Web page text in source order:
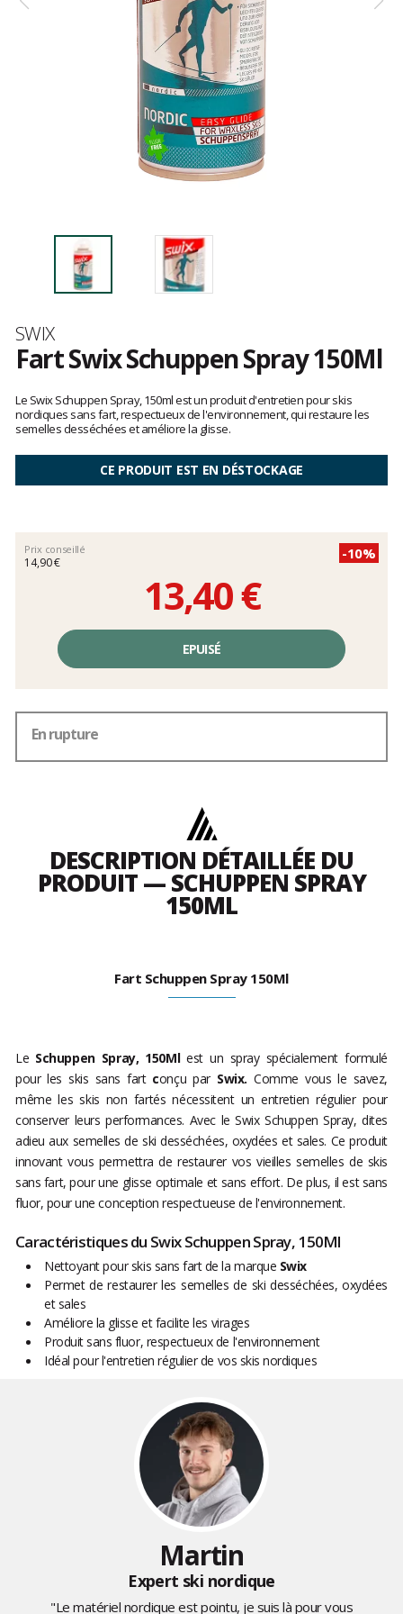
Marque
SWIX
Fart Swix Schuppen Spray 150Ml
avis
clients
Le Swix Schuppen Spray, 150ml est un produit d'entretien pour skis
nordiques sans fart, respectueux de l'environnement, qui restaure les
semelles desséchées et améliore la glisse.
CE PRODUIT EST EN DÉSTOCKAGE
Prix conseillé
14,90 €
-10%
13,40 €
unitaire,
EPUISÉ
En rupture
DESCRIPTION DÉTAILLÉE DU
PRODUIT — SCHUPPEN SPRAY
150ML
Fart Schuppen Spray 150Ml
Le Schuppen Spray, 150Mlest un spray spécialement formulé
pour les skis sans fartconçu par Swix. Comme vous le savez,
même les skis non fartés nécessitent un entretien régulier pour
conserver leurs performances. Avec le Swix Schuppen Spray, dites
adieu aux semelles de ski desséchées, oxydées et sales. Ce produit
innovant vous permettra de restaurer vos vieilles semelles de skis
sans fart, pour une glisse optimale et sans effort. De plus, il est sans
fluor, pour une conception respectueuse de l'environnement.
Caractéristiques du Swix Schuppen Spray, 150Ml
Nettoyant pour skis sans fart de la marque Swix
Permet de restaurer les semelles de ski desséchées, oxydées
et sales
Améliore la glisse et facilite les virages
Produit sans fluor, respectueux de l'environnement
Idéal pour l'entretien régulier de vos skis nordiques
Martin
Expert ski nordique
"Le matériel nordique est pointu, je suis là pour vous